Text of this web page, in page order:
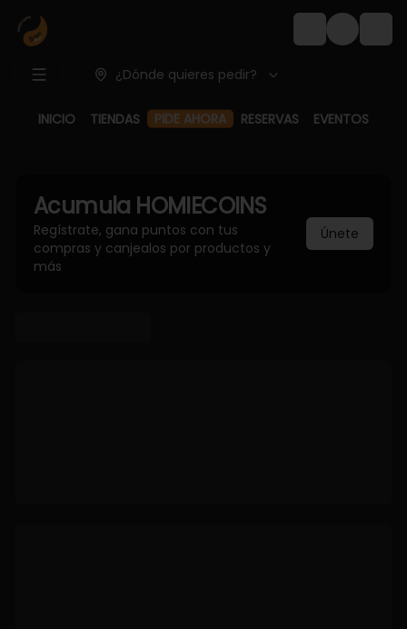
Login
¿Dónde quieres pedir?
INICIO TIENDAS PIDE AHORA RESERVAS EVENTOS
Acumula HOMIECOINS
Regístrate, gana puntos con tus
compras y canjealos por productos y
más
Únete